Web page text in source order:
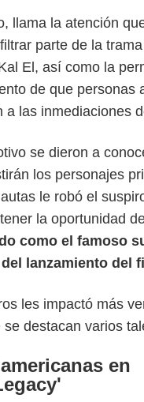
llama la atención
parte de la
El, así como la
de que personas
a las inmediaciones
se dieron a
los personajes
le robó el
la oportunidad
como el famoso
lanzamiento del
les impactó más
destacan varios
en